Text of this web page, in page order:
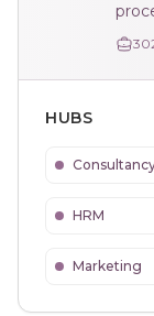
HUBS
HRM
Marketing